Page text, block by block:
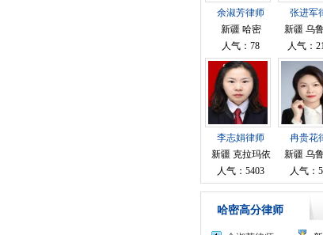
余淑芳律师
新疆 哈密
人气：78
张进军
新疆 乌
人气：
李志娟律师
新疆 克拉玛依
人气：5403
冉贵花
新疆 乌
人气：
哈密高分律师